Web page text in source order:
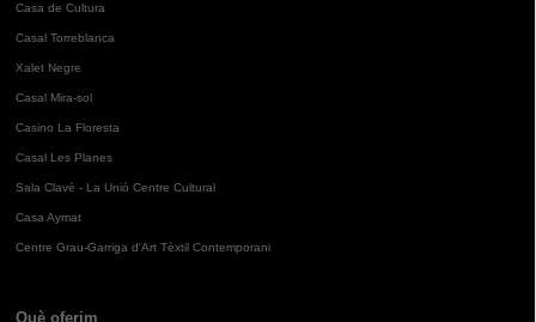
Casa de Cultura
Casal Torreblanca
Xalet Negre
Casal Mira-sol
Casino La Floresta
Casal Les Planes
Sala Clavé - La Unió Centre Cultural
Casa Aymat
Centre Grau-Garriga d'Art Tèxtil Contemporani
Què oferim